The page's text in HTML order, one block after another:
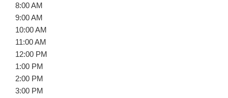
8:00 AM
9:00 AM
10:00 AM
11:00 AM
12:00 PM
1:00 PM
2:00 PM
3:00 PM